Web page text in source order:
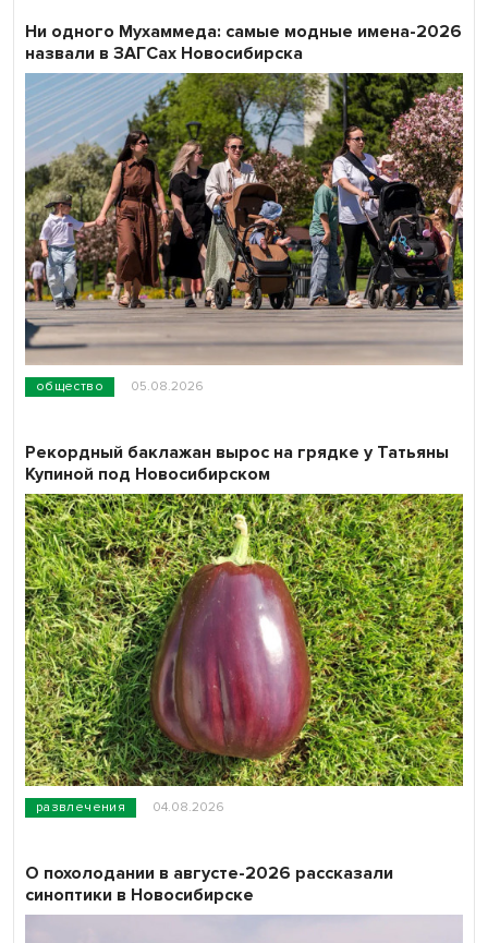
общество 05.08.2026
Ни одного Мухаммеда: самые модные имена-2026
назвали в ЗАГСах Новосибирска
развлечения 04.08.2026
Рекордный баклажан вырос на грядке у Татьяны
Купиной под Новосибирском
О похолодании в августе-2026 рассказали
синоптики в Новосибирске